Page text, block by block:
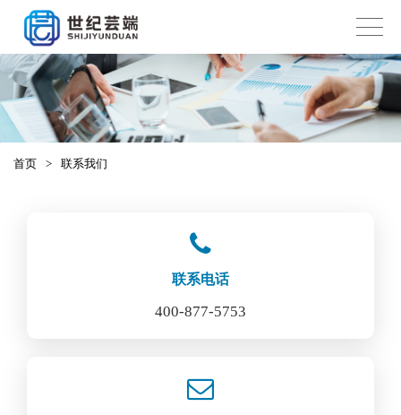
首页 > 联系我们
联系电话
400-877-5753